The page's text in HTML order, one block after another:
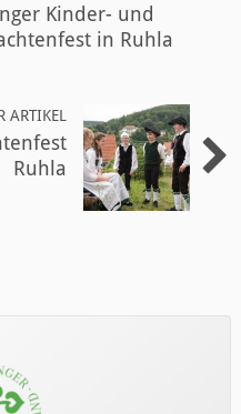
Kinder- und
in Ruhla
ARTIKEL
Ruhla